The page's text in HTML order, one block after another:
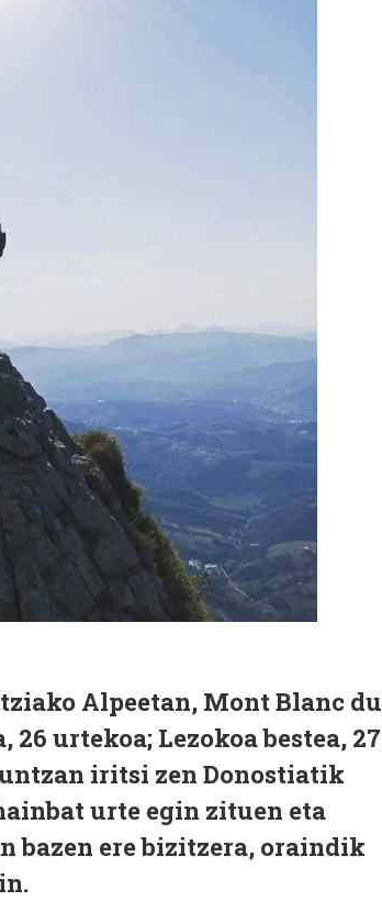
Alpeetan, Mont Blanc du
urtekoa; Lezokoa bestea, 27
iritsi zen Donostiatik
urte egin zituen eta
bazen ere bizitzera, oraindik